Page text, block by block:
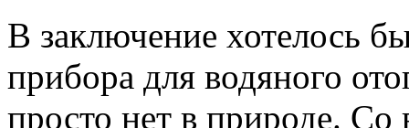
В заключение хотелось
прибора для водяного
просто нет в природе.